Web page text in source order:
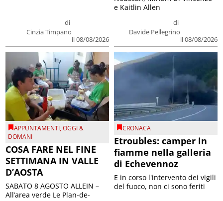
di
Cinzia Timpano
il 08/08/2026
di
Davide Pellegrino
il 08/08/2026
e Kaitlin Allen
APPUNTAMENTI,OGGI &
DOMANI
COSA FARE NEL FINE
SETTIMANA IN VALLE
D’AOSTA
SABATO 8 AGOSTO ALLEIN –
All’area verde Le Plan-de-
CRONACA
Etroubles: camper in
fiamme nella galleria
di Echevennoz
E in corso l'intervento dei vigili
del fuoco, non ci sono feriti